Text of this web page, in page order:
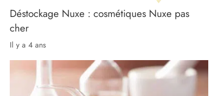
Déstockage Nuxe : cosmétiques Nuxe pas
cher
il y a 4 ans